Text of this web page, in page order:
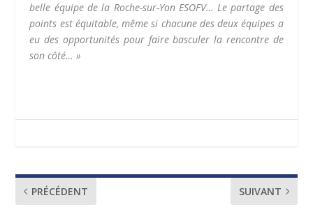
belle équipe de la Roche-sur-Yon ESOFV… Le partage des
points est équitable, même si chacune des deux équipes a
eu des opportunités pour faire basculer la rencontre de
son côté… »
PRÉCÉDENT SUIVANT